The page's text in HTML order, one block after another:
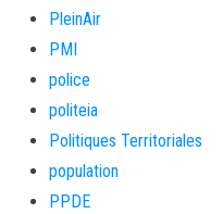
PleinAir
PMI
police
politeia
Politiques Territoriales
population
PPDE